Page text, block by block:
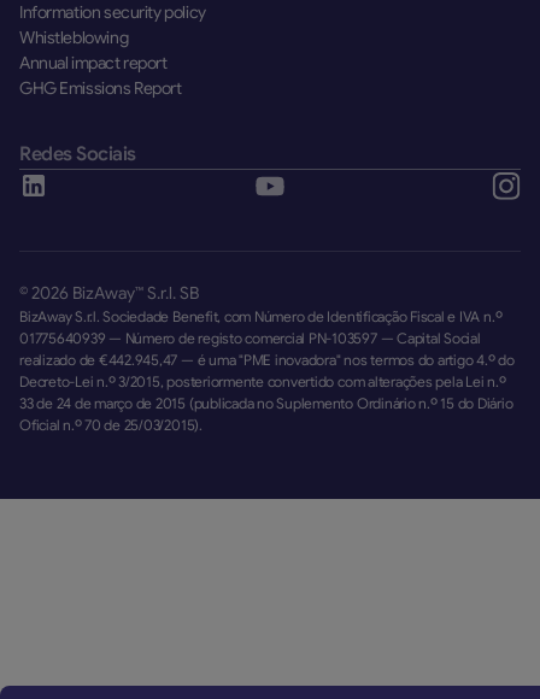
Information security policy
Whistleblowing
Annual impact report
GHG Emissions Report
Redes Sociais
BizAway S.r.l. Sociedade Benefit, com Número de Identificação Fiscal e IVA n.º
01775640939 — Número de registo comercial PN-103597 — Capital Social
realizado de €442.945,47 — é uma "PME inovadora" nos termos do artigo 4.º do
Decreto-Lei n.º 3/2015, posteriormente convertido com alterações pela Lei n.º
33 de 24 de março de 2015 (publicada no Suplemento Ordinário n.º 15 do Diário
Oficial n.º 70 de 25/03/2015).
©2026 BizAway™ S.r.l. SB